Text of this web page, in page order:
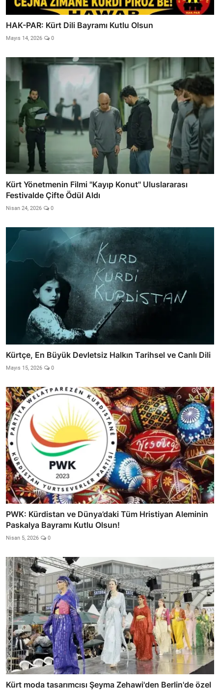
HAK-PAR: Kürt Dili Bayramı Kutlu Olsun
Mayıs 14, 2026 0
Kürt Yönetmenin Filmi ''Kayıp Konut'' Uluslararası
Festivalde Çifte Ödül Aldı
Nisan 24, 2026 0
Kürtçe, En Büyük Devletsiz Halkın Tarihsel ve Canlı Dili
Mayıs 15, 2026 0
PWK: Kürdistan ve Dünya’daki Tüm Hristiyan Aleminin
Paskalya Bayramı Kutlu Olsun!
Nisan 5, 2026 0
Kürt moda tasarımcısı Şeyma Zehawi'den Berlin'de özel